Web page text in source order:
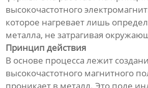
высокочастотного
которое нагревает лишь
металла, не затрагивая
Принцип действия
В основе процесса лежит
высокочастотного магнитного